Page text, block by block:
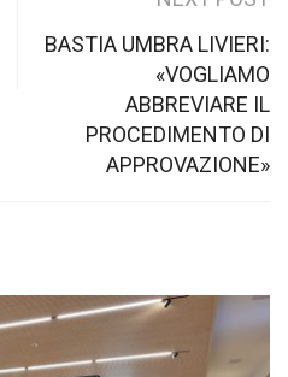
BASTIA UMBRA LIVIERI:
«VOGLIAMO
ABBREVIARE IL
PROCEDIMENTO DI
APPROVAZIONE»